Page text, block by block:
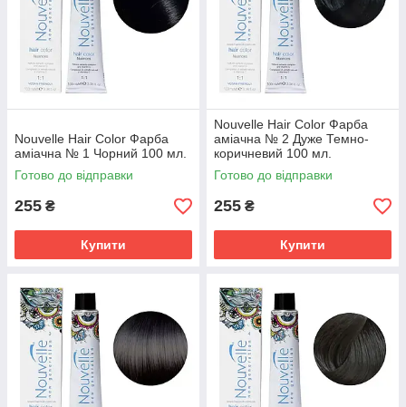
Nouvelle Hair Color Фарба
аміачна № 1 Чорний 100 мл.
Готово до відправки
255 ₴
Купити
Nouvelle Hair Color Фарба
аміачна № 2 Дуже Темно-
коричневий 100 мл.
Готово до відправки
255 ₴
Купити